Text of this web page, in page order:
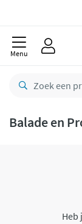
Menu
Balade en
Heb